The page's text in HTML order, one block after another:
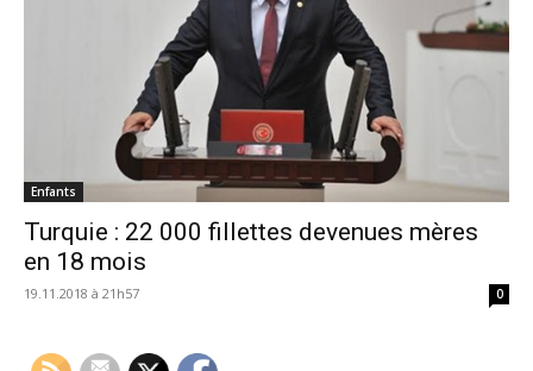
Enfants
Turquie : 22 000 fillettes devenues mères
en 18 mois
19.11.2018 à 21h57 0